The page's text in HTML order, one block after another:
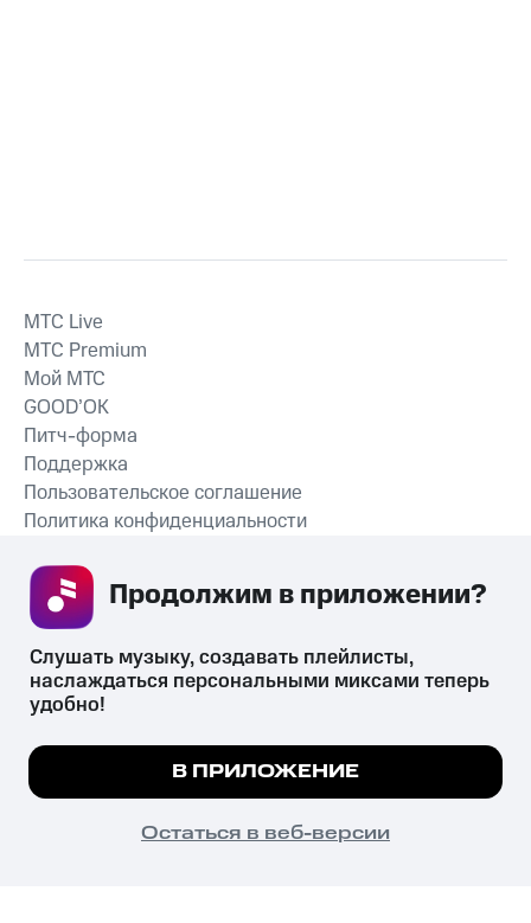
СКАЧАТЬ ПРИЛОЖЕНИЕ
MTС Live
MTС Premium
Мой МТС
GOOD’OK
Питч-форма
Поддержка
Пользовательское соглашение
Политика конфиденциальности
психотропных веществ, их аналогов причиняет вред здоровью,
их незаконный оборот запрещён и влечёт установленную
законодательством ответственность.
© 2026 ООО «КИОН».
Все права защищены
Мы используем куки, чтобы на сайте все
Подробнее
ПОНЯТНО
Слушать музыку, создавать плейлисты,
наслаждаться персональными миксами теперь
удобно!
В ПРИЛОЖЕНИЕ
Остаться в веб-версии